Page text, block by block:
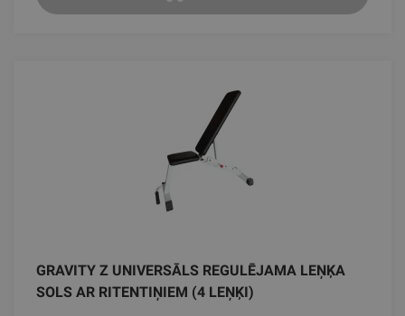
GRAVITY Z UNIVERSĀLS REGULĒJAMA LEŅĶA
SOLS AR RITENTIŅIEM (4 LEŅĶI)